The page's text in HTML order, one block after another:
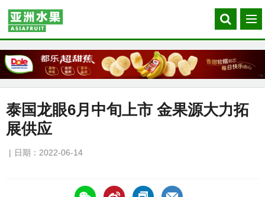
Search
our
菜
单
泰国龙眼6月中旬上市 金果源大力拓
展供应
日期：2022-06-14
https://asiafruitchina.net/21928.html